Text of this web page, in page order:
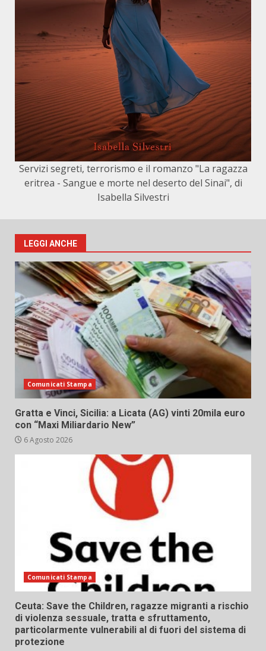
Servizi segreti, terrorismo e il romanzo "La ragazza
eritrea - Sangue e morte nel deserto del Sinai", di
Isabella Silvestri
LEGGI ANCHE
Comunicati Stampa
Gratta e Vinci, Sicilia: a Licata (AG) vinti 20mila euro
con “Maxi Miliardario New”
6 Agosto 2026
Comunicati Stampa
Ceuta: Save the Children, ragazze migranti a rischio
di violenza sessuale, tratta e sfruttamento,
particolarmente vulnerabili al di fuori del sistema di
protezione